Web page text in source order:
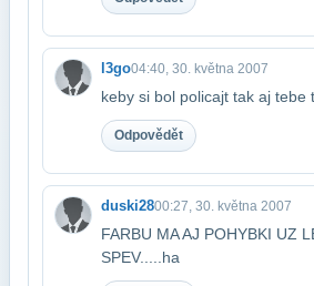
l3go04:40, 30. května 2007
keby si bol policajt tak aj tebe
Odpovědět
duski2800:27, 30. května 2007
FARBU MA AJ POHYBKI UZ
SPEV.....ha